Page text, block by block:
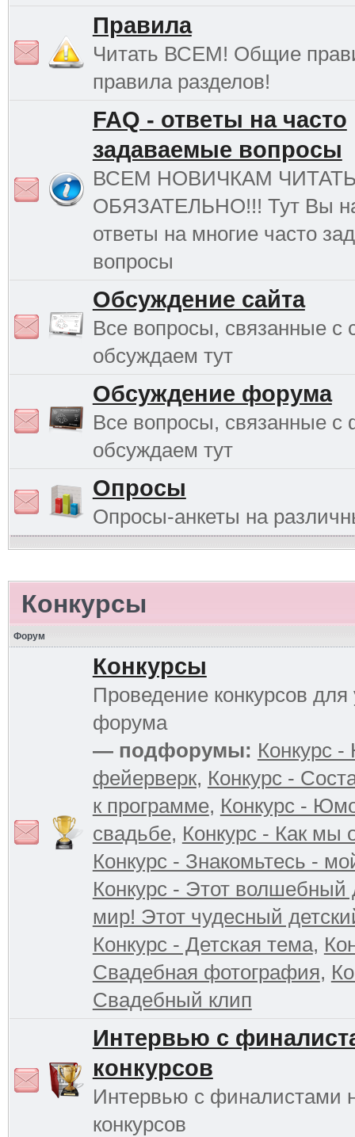
Правила
Читать ВСЕМ! Общие
правила разделов!
FAQ - ответы на часто
задаваемые вопросы
ВСЕМ НОВИЧКАМ
ОБЯЗАТЕЛЬНО!!! Тут Вы
ответы на многие часто
вопросы
Обсуждение сайта
Все вопросы, связанные с
обсуждаем тут
Обсуждение форума
Все вопросы, связанные
обсуждаем тут
Опросы
Опросы-анкеты на
Конкурсы
Форум
Конкурсы
Проведение конкурсов для
форума
— подфорумы: Конкурс
фейерверк, Конкурс -
к программе, Конкурс -
свадьбе, Конкурс - Как мы
Конкурс - Знакомьтесь -
Конкурс - Этот волшебный
мир! Этот чудесный
Конкурс - Детская тема,
Свадебная фотография,
Свадебный клип
Интервью с
конкурсов
Интервью с финалистами
конкурсов